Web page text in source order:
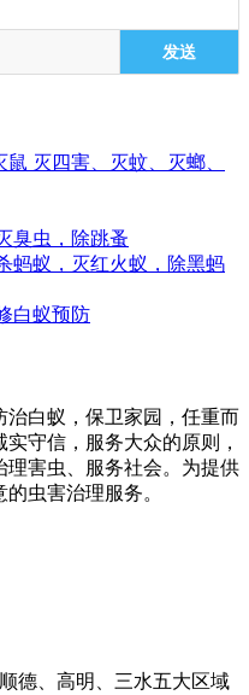
发送
灭四害、灭蚊、灭螂、
臭虫，除跳蚤
蚂蚁，灭红火蚁，除黑蚂
白蚁预防
治白蚁，保卫家园，任重而
守信，服务大众的原则，
理害虫、服务社会。为提供
虫害治理服务。
德、高明、三水五大区域